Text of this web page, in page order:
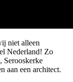
niet alleen
Nederland! Zo
Serooskerke
aan een architect.